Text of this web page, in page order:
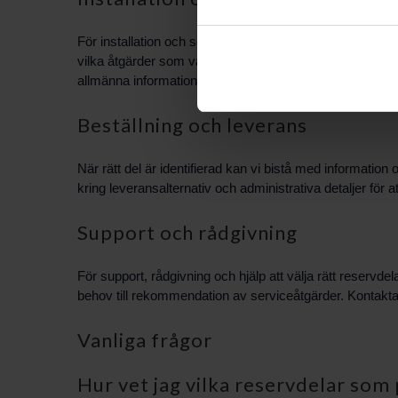
För installation och service rekommenderar vi att
vilka åtgärder som vanligtvis krävs vid utbyte av delar
allmänna informationen.
Beställning och leverans
När rätt del är identifierad kan vi bistå med
kring leveransalternativ och administrativa detaljer för
Support och rådgivning
För support, rådgivning och hjälp att välja rätt
behov till rekommendation av serviceåtgärder.
Vanliga frågor
Hur vet jag vilka reservdelar som